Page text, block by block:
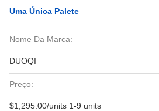
Uma Única Palete
Nome Da Marca:
DUOQI
Preço:
$1,295.00/units 1-9 units